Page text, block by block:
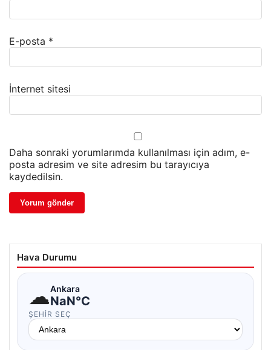
E-posta *
İnternet sitesi
Daha sonraki yorumlarımda kullanılması için adım, e-
posta adresim ve site adresim bu tarayıcıya
kaydedilsin.
Hava Durumu
☁Ankara
NaN°C
ŞEHIR SEÇ